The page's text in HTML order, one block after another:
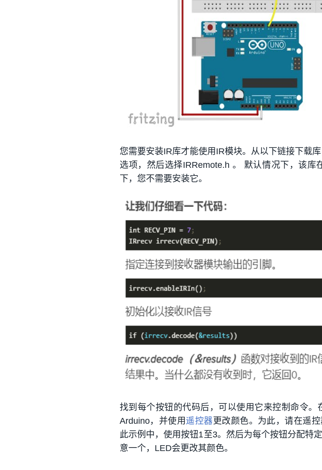
您需要安装IR库才能使用IR模块。从以下链接下载库
选项，然后选择IRRemote.h 。 默认情况下，该库
下，您不需要安装它。
找到每个按钮的代码后，可以使用它来控制命令。
Arduino，并使用 遥控器更改颜色。为此，请在遥
此示例中，使用按钮1至3。然后为每个按钮分配特
意一个，LED会更改其颜色。